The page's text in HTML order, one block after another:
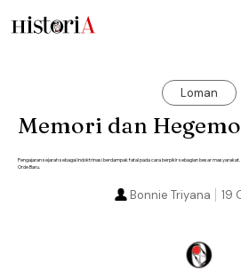
Loman
Memori dan
Pengajaran sejarah sebagai indoktrinasi berdampak fatal pada cara berpikir sebagian besar
Orde Baru.
19
Bonnie Triyana